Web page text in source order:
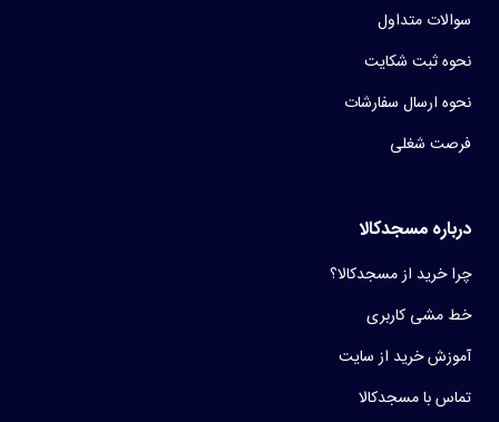
سوالات متداول
نحوه ثبت شکایت
نحوه ارسال سفارشات
فرصت شغلی
درباره مسجدکالا
چرا خرید از مسجدکالا؟
خط مشی کاربری
آموزش خرید از سایت
تماس با مسجدکالا